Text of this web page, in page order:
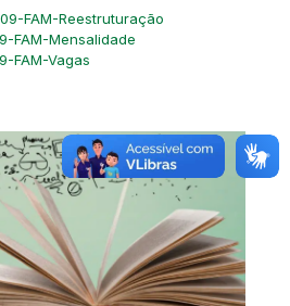
FAM-Reestruturação
FAM-Mensalidade
FAM-Vagas